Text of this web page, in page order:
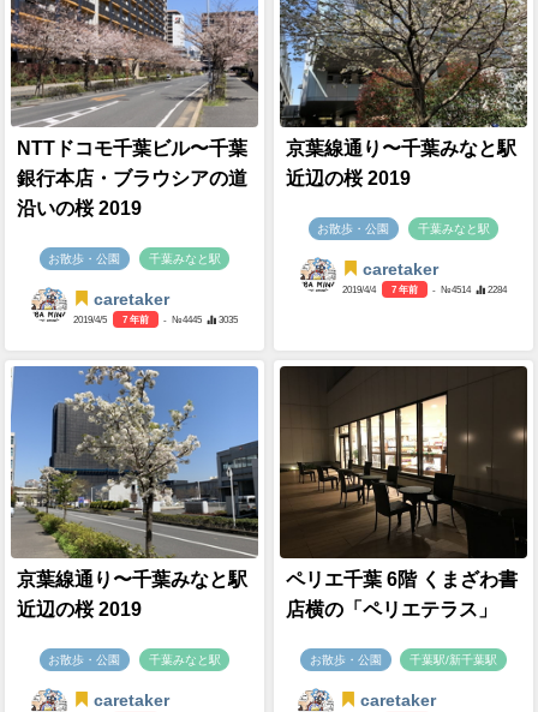
NTTドコモ千葉ビル〜千葉
銀行本店・ブラウシアの道
沿いの桜 2019
お散歩・公園 千葉みなと駅
caretaker
2019/4/5 7 年前 - №4445 3035
京葉線通り〜千葉みなと駅
近辺の桜 2019
お散歩・公園 千葉みなと駅
caretaker
2019/4/4 7 年前 - №4514 2284
京葉線通り〜千葉みなと駅
近辺の桜 2019
お散歩・公園 千葉みなと駅
caretaker
ペリエ千葉 6階 くまざわ書
店横の「ペリエテラス」
お散歩・公園 千葉駅/新千葉駅
caretaker